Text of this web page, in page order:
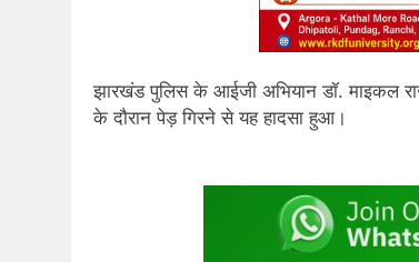
झारखंड पुलिस के आईजी अभियान डॉ. माइकल
के दौरान पेड़ गिरने से यह हादसा हुआ।